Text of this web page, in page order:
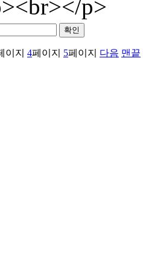
p>
확인
이지 4페이지 5페이지 다음 맨끝